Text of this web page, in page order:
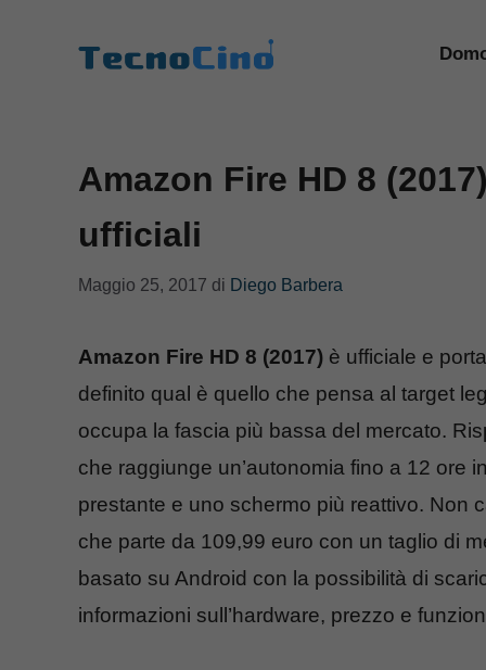
Amazon Fire HD 8
ufficiali
Maggio 25, 2017 di Diego Barbera
Amazon Fire HD 8 (2017) è ufficiale e
definito qual è quello che pensa al target
occupa la fascia più bassa del mercato.
che raggiunge un’autonomia fino a 12 ore
prestante e uno schermo più reattivo. Non
che parte da 109,99 euro con un taglio di
basato su Android con la possibilità di
informazioni sull’hardware, prezzo e